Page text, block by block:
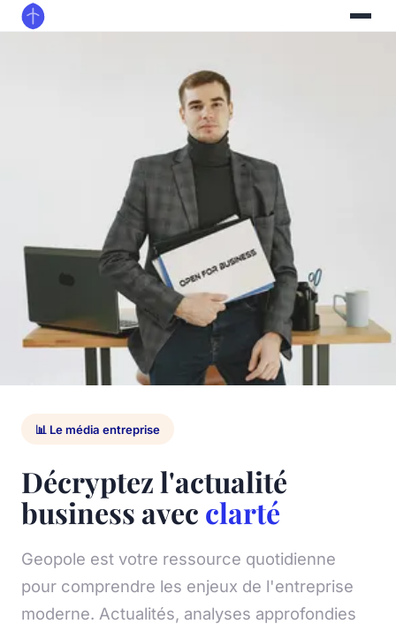
📊 Le média entreprise
Décryptez l'actualité
business avec clarté
Geopole est votre ressource quotidienne
pour comprendre les enjeux de l'entreprise
moderne. Actualités, analyses approfondies